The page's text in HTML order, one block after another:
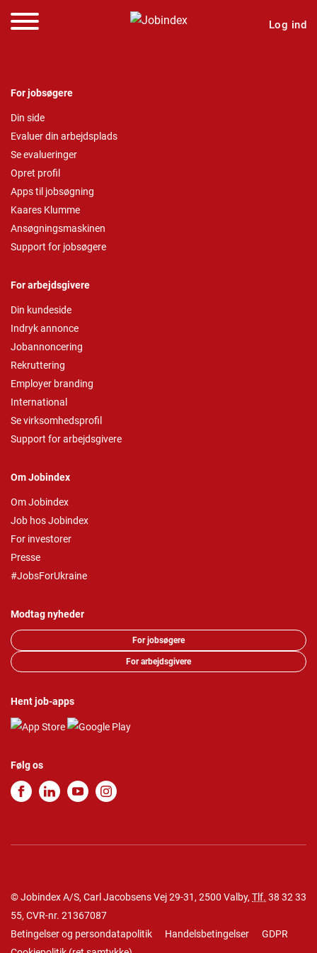
Log ind
For jobsøgere
Din side
Evaluer din arbejdsplads
Se evalueringer
Opret profil
Apps til jobsøgning
Kaares Klumme
Ansøgningsmaskinen
Support for jobsøgere
For arbejdsgivere
Din kundeside
Indryk annonce
Jobannoncering
Rekruttering
Employer branding
International
Se virksomhedsprofil
Support for arbejdsgivere
Om Jobindex
Om Jobindex
Job hos Jobindex
For investorer
Presse
#JobsForUkraine
Modtag nyheder
For jobsøgere
For arbejdsgivere
Hent job-apps
Følg os
© Jobindex A/S, Carl Jacobsens Vej 29-31, 2500 Valby, Tlf. 38 32 33
55, CVR-nr. 21367087
Betingelser og persondatapolitik
Handelsbetingelser
GDPR